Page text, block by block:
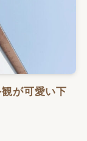
が可愛い下